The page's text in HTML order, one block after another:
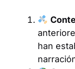
han